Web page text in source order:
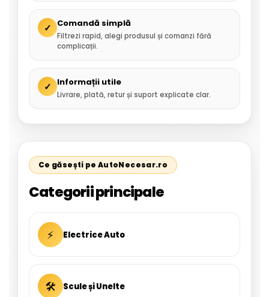
✓ Comandă simplă
Filtrezi rapid, alegi produsul și comanzi fără
complicații.
✓ Informații utile
Livrare, plată, retur și suport explicate clar.
Ce găsești pe AutoNecesar.ro
Categorii principale
⚡ Electrice Auto
🛠 Scule și Unelte